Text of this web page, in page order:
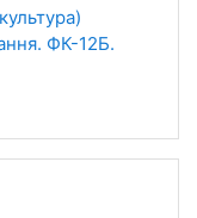
ФК-12Б.